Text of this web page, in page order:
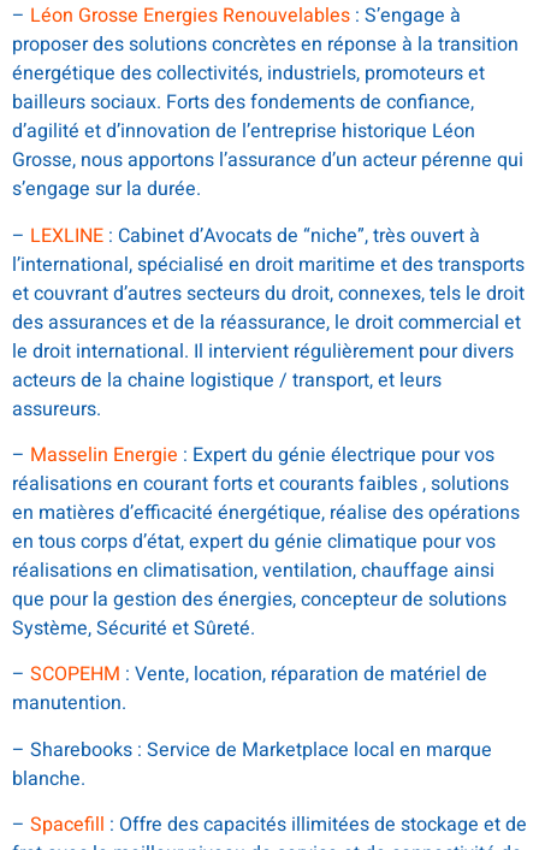
– Léon Grosse Energies Renouvelables : S’engage à
proposer des solutions concrètes en réponse à la transition
énergétique des collectivités, industriels, promoteurs et
bailleurs sociaux. Forts des fondements de confiance,
d’agilité et d’innovation de l’entreprise historique Léon
Grosse, nous apportons l’assurance d’un acteur pérenne qui
s’engage sur la durée.
– LEXLINE : Cabinet d’Avocats de “niche”, très ouvert à
l’international, spécialisé en droit maritime et des transports
et couvrant d’autres secteurs du droit, connexes, tels le droit
des assurances et de la réassurance, le droit commercial et
le droit international. Il intervient régulièrement pour divers
acteurs de la chaine logistique / transport, et leurs
assureurs.
– Masselin Energie : Expert du génie électrique pour vos
réalisations en courant forts et courants faibles , solutions
en matières d’efficacité énergétique, réalise des opérations
en tous corps d’état, expert du génie climatique pour vos
réalisations en climatisation, ventilation, chauffage ainsi
que pour la gestion des énergies, concepteur de solutions
Système, Sécurité et Sûreté.
– SCOPEHM : Vente, location, réparation de matériel de
manutention.
– Sharebooks : Service de Marketplace local en marque
blanche.
– Spacefill : Offre des capacités illimitées de stockage et de